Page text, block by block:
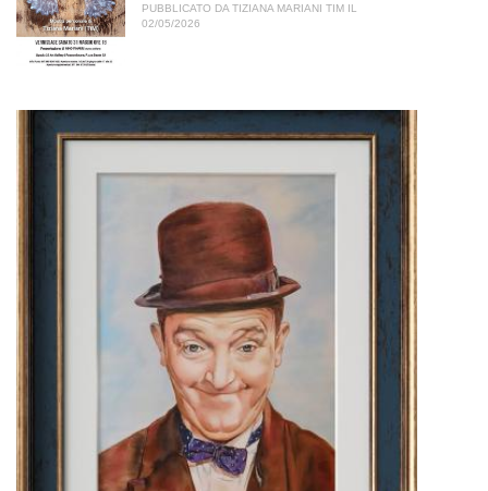
PUBBLICATO DATIZIANA MARIANI TIM IL
02/05/2026